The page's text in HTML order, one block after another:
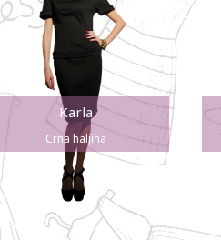
Karla
Crna haljina